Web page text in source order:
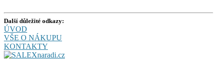
Další důležité odkazy:
ÚVOD
VŠE O NÁKUPU
KONTAKTY